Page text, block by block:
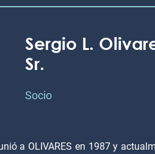
Sergio L.
Sr.
Socio
a OLIVARES en 1987 y